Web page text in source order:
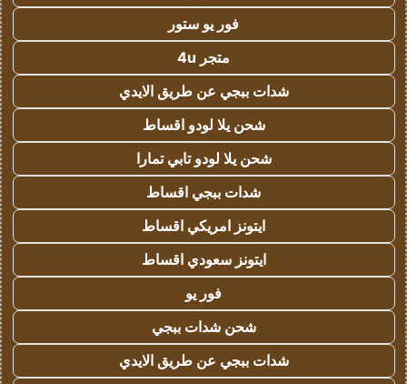
فور يو ستور
متجر 4u
شدات ببجي عن طريق الايدي
شحن يلا لودو اقساط
شحن يلا لودو تابي تمارا
شدات ببجي اقساط
ايتونز امريكي اقساط
ايتونز سعودي اقساط
فور يو
شحن شدات ببجي
شدات ببجي عن طريق الايدي